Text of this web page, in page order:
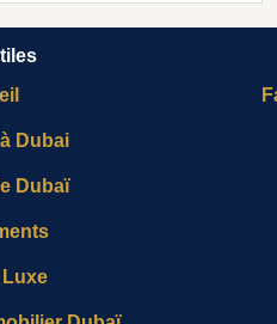
Dubai
Dubaï